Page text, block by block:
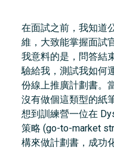
在面試之前，我知道
維，大致能掌握面試
我意料的是，問答結
驗給我，測試我如何
份線上推廣計劃書。
沒有做個這類型的紙
想到訓練營一位在
策略 (go-to-market
構來做計劃書，成功